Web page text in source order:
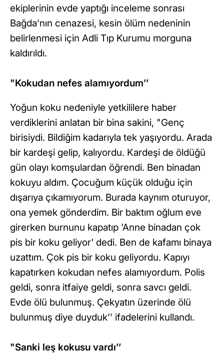
ekiplerinin evde yaptığı inceleme sonrası
Bağda’nın cenazesi, kesin ölüm nedeninin
belirlenmesi için Adli Tıp Kurumu morguna
kaldırıldı.
"Kokudan nefes alamıyordum’’
Yoğun koku nedeniyle yetkililere haber
verdiklerini anlatan bir bina sakini, "Genç
birisiydi. Bildiğim kadarıyla tek yaşıyordu. Arada
bir kardeşi gelip, kalıyordu. Kardeşi de öldüğü
gün olayı komşulardan öğrendi. Ben binadan
kokuyu aldım. Çocuğum küçük olduğu için
dışarıya çıkamıyorum. Burada kaynım oturuyor,
ona yemek gönderdim. Bir baktım oğlum eve
girerken burnunu kapatıp 'Anne binadan çok
pis bir koku geliyor' dedi. Ben de kafamı binaya
uzattım. Çok pis bir koku geliyordu. Kapıyı
kapatırken kokudan nefes alamıyordum. Polis
geldi, sonra itfaiye geldi, sonra savcı geldi.
Evde ölü bulunmuş. Çekyatın üzerinde ölü
bulunmuş diye duyduk’’ ifadelerini kullandı.
"Sanki leş kokusu vardı’’